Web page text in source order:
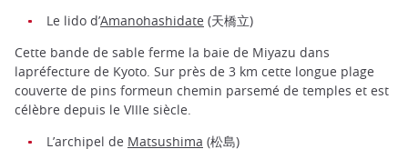
Le lido d’Amanohashidate (天橋立)
Cette bande de sable ferme la baie de Miyazu dans
lapréfecture de Kyoto. Sur près de 3 km cette longue plage
couverte de pins formeun chemin parsemé de temples et est
célèbre depuis le VIIIe siècle.
L’archipel de Matsushima (松島)